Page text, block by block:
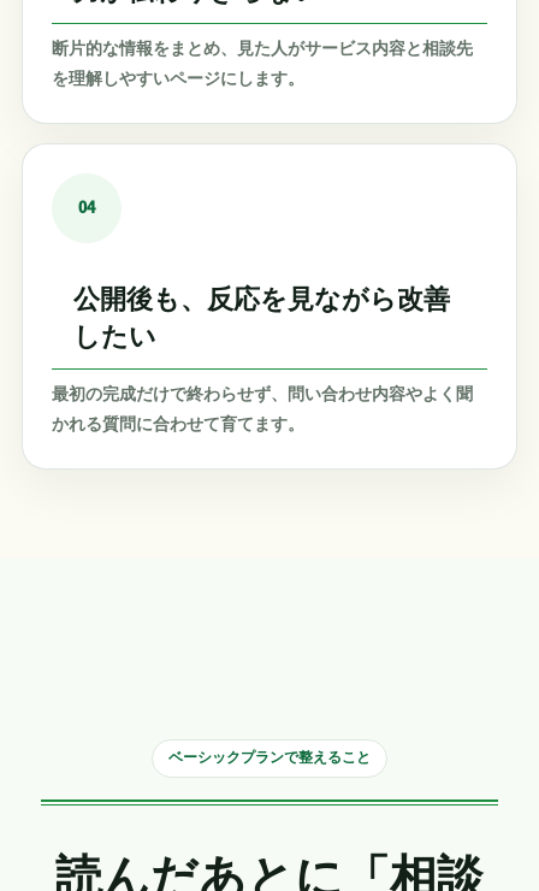
断片的な情報をまとめ、見た人がサービス内容と相談先
を理解しやすいページにします。
04
公開後も、反応を見ながら改善
したい
最初の完成だけで終わらせず、問い合わせ内容やよく聞
かれる質問に合わせて育てます。
ベーシックプランで整えること
読んだあとに「相談